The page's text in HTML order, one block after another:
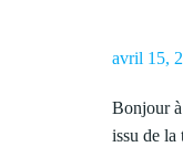
avril 15,
Bonjour
issu de